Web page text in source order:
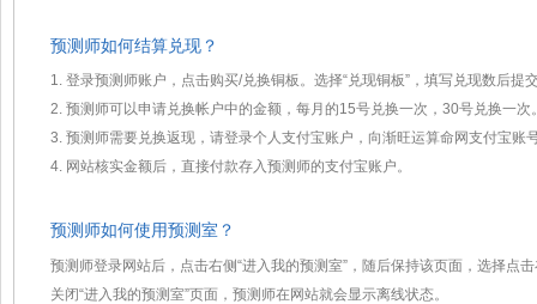
预测师如何结算兑现？
1. 登录预测师账户，点击购买/兑换铜板。选择“兑现铜板”，填写兑现数后提
2. 预测师可以申请兑换帐户中的金额，每月的15号兑换一次，30号兑换一次
3. 预测师需要兑换返现，请登录个人支付宝账户，向渐旺运算命网支付宝
4. 网站核实金额后，直接付款存入预测师的支付宝账户。
预测师如何使用预测室？
预测师登录网站后，点击右侧“进入我的预测室”，随后保持该页面，选择
关闭“进入我的预测室”页面，预测师在网站就会显示离线状态。